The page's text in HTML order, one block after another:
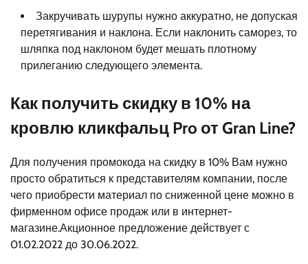
Закручивать шурупы нужно аккуратно, не допуская
перетягивания и наклона. Если наклонить саморез, то
шляпка под наклоном будет мешать плотному
прилеганию следующего элемента.
Как получить скидку в 10% на
кровлю кликфальц Pro от Gran Line?
Для получения промокода на скидку в 10% Вам нужно
просто обратиться к представителям компании, после
чего приобрести материал по сниженной цене можно в
фирменном офисе продаж или в интернет-
магазине.Акционное предложение действует с
01.02.2022 до 30.06.2022.